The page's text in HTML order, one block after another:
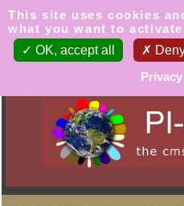
This site uses cookies
what you want to activate
OK, accept all